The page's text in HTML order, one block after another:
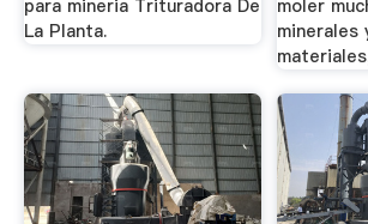
para mineria Trituradora De
La Planta.
moler
minerales